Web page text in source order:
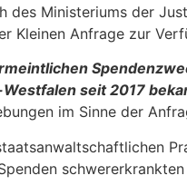
des Ministeriums der
Kleinen Anfrage zur
seit 2017
im Sinne der